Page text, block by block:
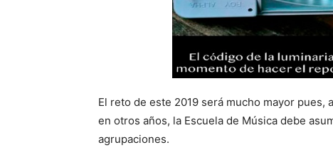
El reto de este 2019 será mucho mayor
en otros años, la Escuela de Música debe
agrupaciones.